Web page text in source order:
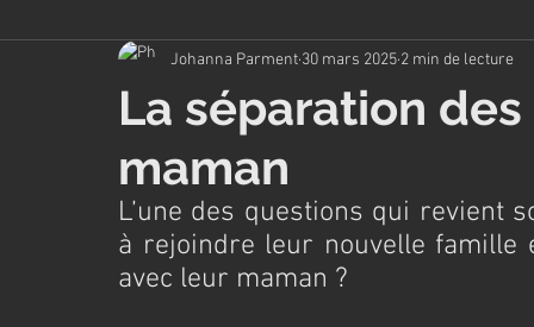
Alimentation
La séparation
maman
Johanna Parment 30 mars 2025 2 min de lecture
L’une des questions qui revient
à rejoindre leur nouvelle famille
avec leur maman ?